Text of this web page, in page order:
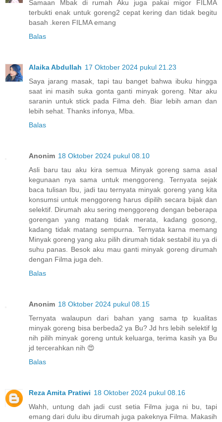
Samaan Mbak di rumah Aku juga pakai migor FILMA
terbukti enak untuk goreng2 cepat kering dan tidak begitu
basah .keren FILMA emang
Balas
Alaika Abdullah 17 Oktober 2024 pukul 21.23
Saya jarang masak, tapi tau banget bahwa ibuku hingga
saat ini masih suka gonta ganti minyak goreng. Ntar aku
saranin untuk stick pada Filma deh. Biar lebih aman dan
lebih sehat. Thanks infonya, Mba.
Balas
Anonim 18 Oktober 2024 pukul 08.10
Asli baru tau aku kira semua Minyak goreng sama asal
kegunaan nya sama untuk menggoreng. Ternyata sejak
baca tulisan Ibu, jadi tau ternyata minyak goreng yang kita
konsumsi untuk menggoreng harus dipilih secara bijak dan
selektif. Dirumah aku sering menggoreng dengan beberapa
gorengan yang matang tidak merata, kadang gosong,
kadang tidak matang sempurna. Ternyata karna memang
Minyak goreng yang aku pilih dirumah tidak sestabil itu ya di
suhu panas. Besok aku mau ganti minyak goreng dirumah
dengan Filma juga deh.
Balas
Anonim 18 Oktober 2024 pukul 08.15
Ternyata walaupun dari bahan yang sama tp kualitas
minyak goreng bisa berbeda2 ya Bu? Jd hrs lebih selektif lg
nih pilih minyak goreng untuk keluarga, terima kasih ya Bu
jd tercerahkan nih 😍
Balas
Reza Amita Pratiwi 18 Oktober 2024 pukul 08.16
Wahh, untung dah jadi cust setia Filma juga ni bu, tapi
emang dari dulu ibu dirumah juga pakeknya Filma. Makasih